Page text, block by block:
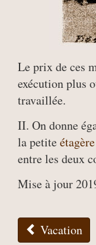
Le prix de ces
exécution plus
travaillée.
II. On donne
la petiteétagère
entre les deux
Mise à jour
Vacation